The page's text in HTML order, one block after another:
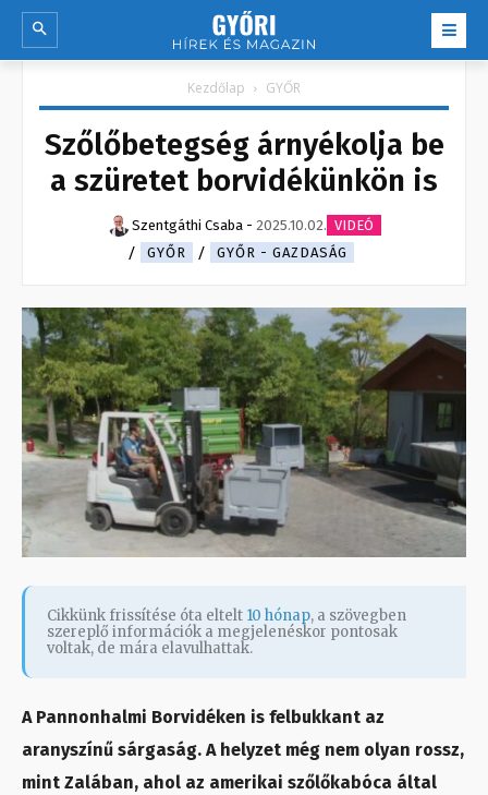
Kezdőlap GYŐR
Szőlőbetegség árnyékolja be
a szüretet borvidékünkön is
Szentgáthi Csaba - 2025.10.02. VIDEÓ
GYŐR
GYŐR - GAZDASÁG
Cikkünk frissítése óta eltelt 10 hónap, a szövegben
szereplő információk a megjelenéskor pontosak
voltak, de mára elavulhattak.
A Pannonhalmi Borvidéken is felbukkant az
aranyszínű sárgaság. A helyzet még nem olyan rossz,
mint Zalában, ahol az amerikai szőlőkabóca által